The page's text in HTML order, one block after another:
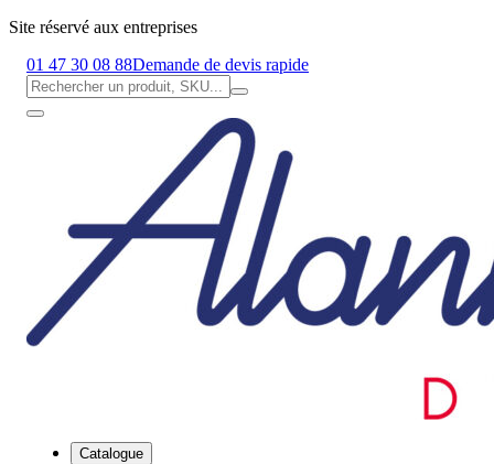
Site réservé aux entreprises
01 47 30 08 88Demande de devis rapide
Catalogue